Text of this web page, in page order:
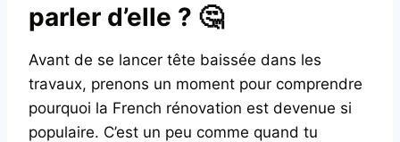
parler d’elle ? 🤔
Avant de se lancer tête baissée dans les
travaux, prenons un moment pour comprendre
pourquoi la French rénovation est devenue si
populaire. C’est un peu comme quand tu